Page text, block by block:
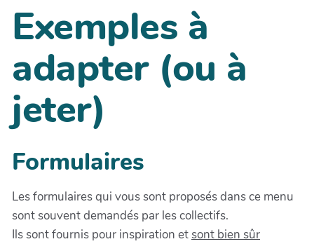
Exemples à
adapter (ou à
jeter)
Formulaires
Les formulaires qui vous sont proposés dans ce menu
sont souvent demandés par les collectifs.
Ils sont fournis pour inspiration etsont bien sûr